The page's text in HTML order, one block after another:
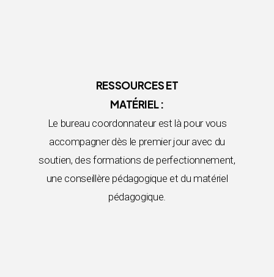
RESSOURCES ET
MATÉRIEL :
Le bureau coordonnateur est là pour vous
accompagner dès le premier jour avec du
soutien, des formations de perfectionnement,
une conseillère pédagogique et du matériel
pédagogique.